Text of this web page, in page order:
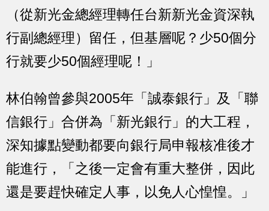
（從新光金總經理轉任台新新光金資深執
行副總經理）留任，但基層呢？少50個分
行就要少50個經理呢！」
林伯翰曾參與2005年「誠泰銀行」及「聯
信銀行」合併為「新光銀行」的大工程，
深知據點變動都要向銀行局申報核准後才
能進行，「之後一定會有重大整併，因此
還是要趕快確定人事，以免人心惶惶。」